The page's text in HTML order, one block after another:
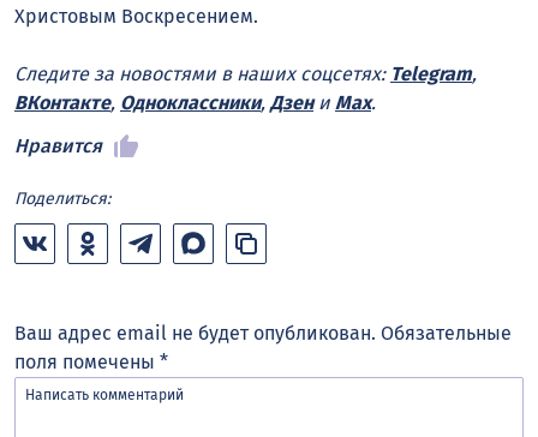
Христовым Воскресением.
Следите за новостями в наших соцсетях: Telegram,
ВКонтакте, Одноклассники, Дзени Max.
Нравится
Поделиться:
Ваш адрес email не будет опубликован. Обязательные
поля помечены *